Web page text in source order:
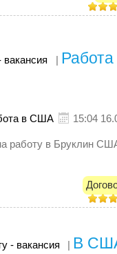
|
в США 15:04
работу в Бруклин
- вакансия | В